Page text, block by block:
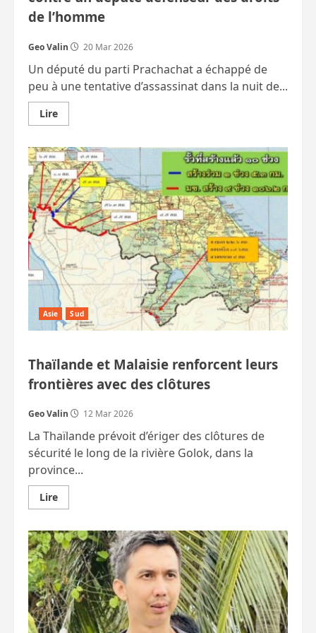
de l’homme
Geo Valin 20 Mar 2026
Un député du parti Prachachat a échappé de
peu à une tentative d’assassinat dans la nuit de...
LireEn
savoir
Narathiwat
:
tentative
d’assassinat
contre
un
député
défenseur
des
droits
de
l’homme
Asie Sud
Thaïlande et Malaisie renforcent leurs
frontières avec des clôtures
Geo Valin 12 Mar 2026
La Thaïlande prévoit d’ériger des clôtures de
sécurité le long de la rivière Golok, dans la
province...
LireEn
savoir
Thaïlande
et
Malaisie
renforcent
leurs
frontières
avec
des
clôtures